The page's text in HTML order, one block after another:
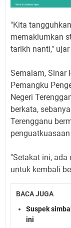
"Kita
memaklumkan
tarikh nanti,"
Semalam, Sinar
Pemangku
Negeri
berkata,
Terengganu
"Setakat ini, ada
untuk kembali
BACA JUGA
Suspek
ini